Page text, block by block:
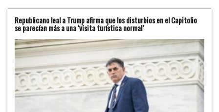
Republicano leal a Trump afirma que los disturbios en el Capitolio
se parecían más a una ‘visita turística normal’